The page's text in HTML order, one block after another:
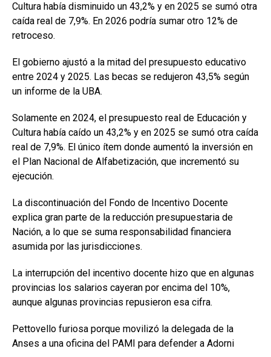
Cultura había disminuido un 43,2% y en 2025 se sumó otra
caída real de 7,9%. En 2026 podría sumar otro 12% de
retroceso.
El gobierno ajustó a la mitad del presupuesto educativo
entre 2024 y 2025. Las becas se redujeron 43,5% según
un informe de la UBA.
Solamente en 2024, el presupuesto real de Educación y
Cultura había caído un 43,2% y en 2025 se sumó otra caída
real de 7,9%. El único ítem donde aumentó la inversión en
el Plan Nacional de Alfabetización, que incrementó su
ejecución.
La discontinuación del Fondo de Incentivo Docente
explica gran parte de la reducción presupuestaria de
Nación, a lo que se suma responsabilidad financiera
asumida por las jurisdicciones.
La interrupción del incentivo docente hizo que en algunas
provincias los salarios cayeran por encima del 10%,
aunque algunas provincias repusieron esa cifra.
Pettovello furiosa porque movilizó la delegada de la
Anses a una oficina del PAMI para defender a Adorni